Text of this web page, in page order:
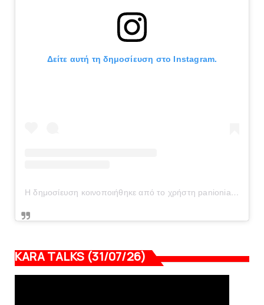
Δείτε αυτή τη δημοσίευση στο Instagram.
Η δημοσίευση κοινοποιήθηκε από το χρήστη panionianea.gr (@panionianea.gr)
KARA TALKS (31/07/26)